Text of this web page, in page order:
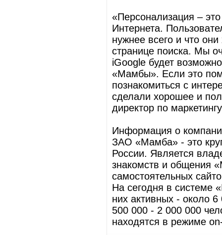
«Персонализация –
Интернета.
нужнее всего и что
странице поиска. Мы
iGoogle будет
«Мамбы». Если это
познакомиться с
сделали хорошее и
директор по
Информация о
ЗАО «Мамба» - это
России. Является
знакомств и общения
самостоятельных
На сегодня в системе
них активных - около
500 000 - 2 000 000
находятся в режиме